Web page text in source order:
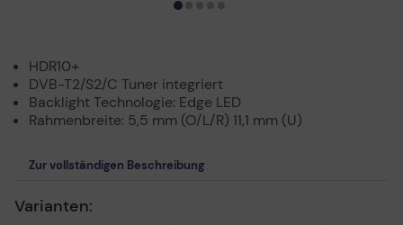
HDR10+
DVB-T2/S2/C Tuner integriert
Backlight Technologie: Edge LED
Rahmenbreite: 5,5 mm (O/L/R) 11,1 mm (U)
Zur vollständigen Beschreibung
Varianten: